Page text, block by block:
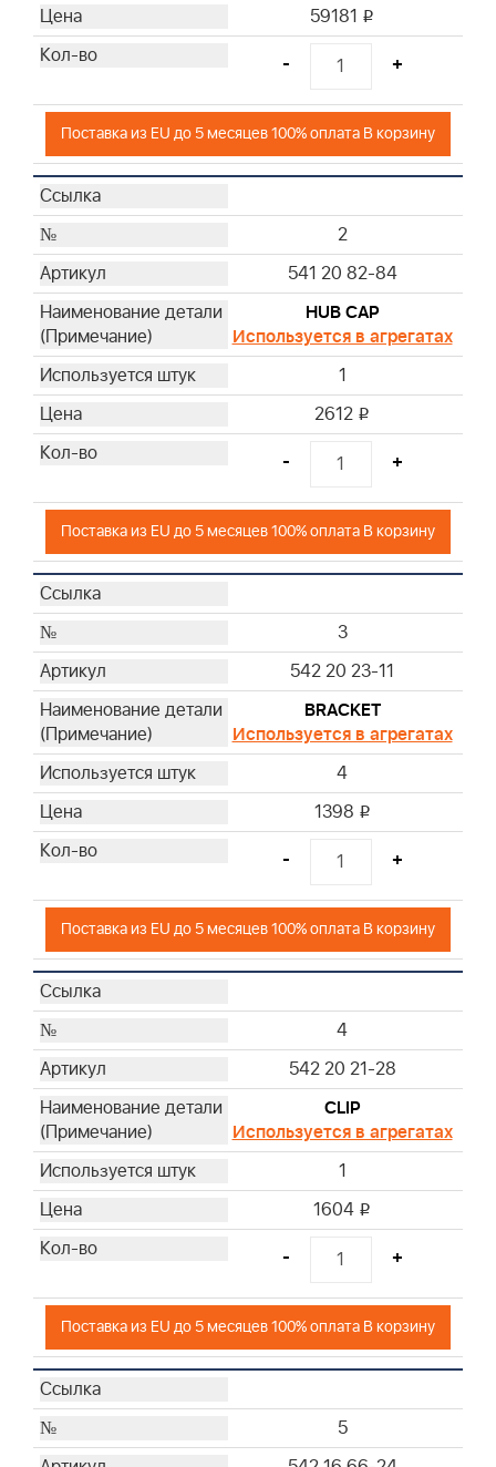
59181 i
- +
Поставка из EU до 5 месяцев 100% оплата В корзину
2
541 20 82-84
HUB CAP
Используется в агрегатах
1
2612 i
- +
Поставка из EU до 5 месяцев 100% оплата В корзину
3
542 20 23-11
BRACKET
Используется в агрегатах
4
1398 i
- +
Поставка из EU до 5 месяцев 100% оплата В корзину
4
542 20 21-28
CLIP
Используется в агрегатах
1
1604 i
- +
Поставка из EU до 5 месяцев 100% оплата В корзину
5